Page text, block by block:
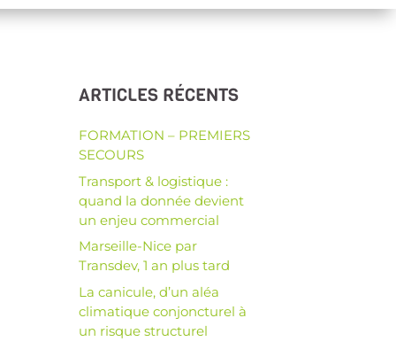
ARTICLES RÉCENTS
FORMATION – PREMIERS
SECOURS
Transport & logistique :
quand la donnée devient
un enjeu commercial
Marseille-Nice par
Transdev, 1 an plus tard
La canicule, d’un aléa
climatique conjoncturel à
un risque structurel